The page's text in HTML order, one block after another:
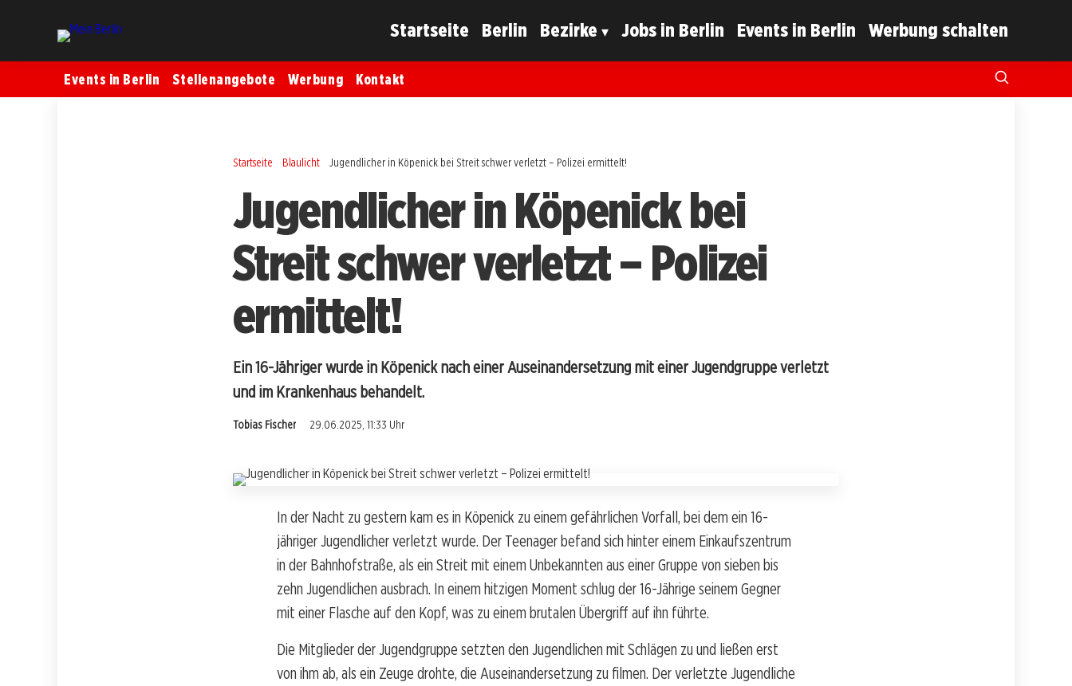
Startseite Berlin Bezirke Jobs in Berlin Events in Berlin Werbung schalten
Events in Berlin Stellenangebote Werbung Kontakt
Startseite Blaulicht Jugendlicher in Köpenick bei Streit schwer verletzt – Polizei ermittelt!
Jugendlicher in Köpenick bei
Streit schwer verletzt – Polizei
ermittelt!
Ein 16-Jähriger wurde in Köpenick nach einer Auseinandersetzung mit einer Jugendgruppe verletzt
und im Krankenhaus behandelt.
Tobias Fischer 29.06.2025, 11:33 Uhr
In der Nacht zu gestern kam es in Köpenick zu einem gefährlichen Vorfall, bei dem ein 16-
jähriger Jugendlicher verletzt wurde. Der Teenager befand sich hinter einem Einkaufszentrum
in der Bahnhofstraße, als ein Streit mit einem Unbekannten aus einer Gruppe von sieben bis
zehn Jugendlichen ausbrach. In einem hitzigen Moment schlug der 16-Jährige seinem Gegner
mit einer Flasche auf den Kopf, was zu einem brutalen Übergriff auf ihn führte.
Die Mitglieder der Jugendgruppe setzten den Jugendlichen mit Schlägen zu und ließen erst
von ihm ab, als ein Zeuge drohte, die Auseinandersetzung zu filmen. Der verletzte Jugendliche